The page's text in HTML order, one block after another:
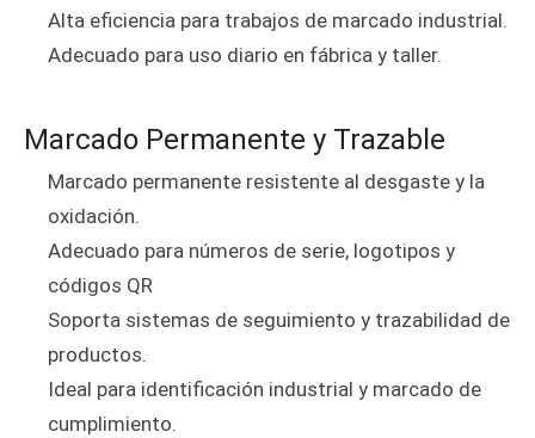
Alta eficiencia para trabajos de marcado industrial.
Adecuado para uso diario en fábrica y taller.
Marcado Permanente y Trazable
Marcado permanente resistente al desgaste y la
oxidación.
Adecuado para números de serie, logotipos y
códigos QR
Soporta sistemas de seguimiento y trazabilidad de
productos.
Ideal para identificación industrial y marcado de
cumplimiento.